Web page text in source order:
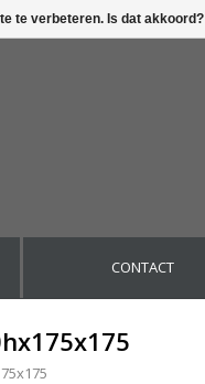
CONTACT
te verbeteren. Is dat akkoord?